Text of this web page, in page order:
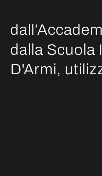
dalla Scuola
D'Armi,